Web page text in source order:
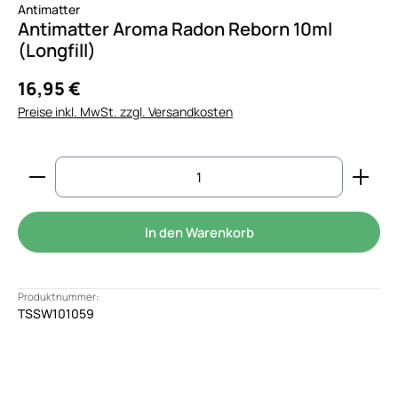
Antimatter
Antimatter Aroma Radon Reborn 10ml
(Longfill)
16,95 €
Preise inkl. MwSt. zzgl. Versandkosten
Produkt Anzahl: Gib den gewünschten Wert
In den Warenkorb
Produktnummer:
TSSW101059